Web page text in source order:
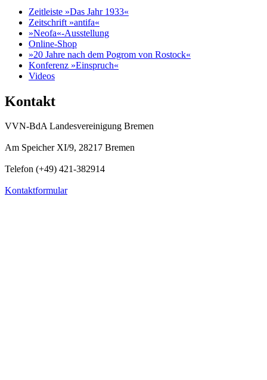
Zeitleiste »Das Jahr 1933«
Zeitschrift »antifa«
»Neofa«-Ausstellung
Online-Shop
»20 Jahre nach dem Pogrom von Rostock«
Konferenz »Einspruch«
Videos
Kontakt
VVN-BdA Landesvereinigung Bremen
Am Speicher XI/9, 28217 Bremen
Telefon (+49) 421-382914
Kontaktformular